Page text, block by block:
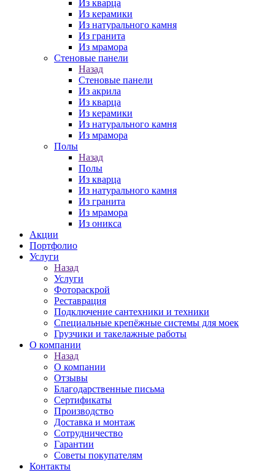
Из кварца
Из керамики
Из натурального камня
Из гранита
Из мрамора
Стеновые панели
Назад
Стеновые панели
Из акрила
Из кварца
Из керамики
Из натурального камня
Из мрамора
Полы
Назад
Полы
Из кварца
Из натурального камня
Из гранита
Из мрамора
Из оникса
Акции
Портфолио
Услуги
Назад
Услуги
Фотораскрой
Реставрация
Подключение сантехники и техники
Специальные крепёжные системы для моек
Грузчики и такелажные работы
О компании
Назад
О компании
Отзывы
Благодарственные письма
Сертификаты
Производство
Доставка и монтаж
Сотрудничество
Гарантии
Советы покупателям
Контакты